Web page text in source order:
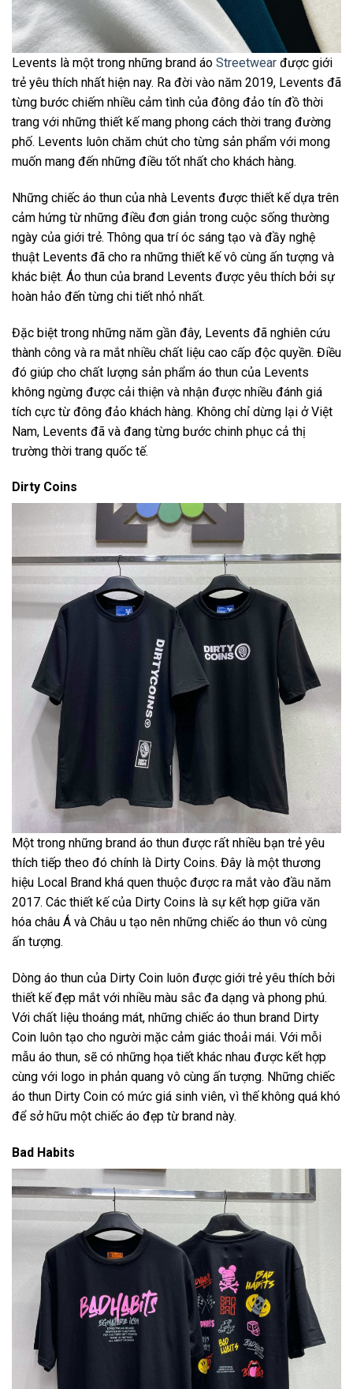
Levents là một trong những brand áo Streetwear được giới
trẻ yêu thích nhất hiện nay. Ra đời vào năm 2019, Levents đã
từng bước chiếm nhiều cảm tình của đông đảo tín đồ thời
trang với những thiết kế mang phong cách thời trang đường
phố. Levents luôn chăm chút cho từng sản phẩm với mong
muốn mang đến những điều tốt nhất cho khách hàng.
Những chiếc áo thun của nhà Levents được thiết kế dựa trên
cảm hứng từ những điều đơn giản trong cuộc sống thường
ngày của giới trẻ. Thông qua trí óc sáng tạo và đầy nghệ
thuật Levents đã cho ra những thiết kế vô cùng ấn tượng và
khác biệt. Áo thun của brand Levents được yêu thích bởi sự
hoàn hảo đến từng chi tiết nhỏ nhất.
Đặc biệt trong những năm gần đây, Levents đã nghiên cứu
thành công và ra mắt nhiều chất liệu cao cấp độc quyền. Điều
đó giúp cho chất lượng sản phẩm áo thun của Levents
không ngừng được cải thiện và nhận được nhiều đánh giá
tích cực từ đông đảo khách hàng. Không chỉ dừng lại ở Việt
Nam, Levents đã và đang từng bước chinh phục cả thị
trường thời trang quốc tế.
Dirty Coins
Một trong những brand áo thun được rất nhiều bạn trẻ yêu
thích tiếp theo đó chính là Dirty Coins. Đây là một thương
hiệu Local Brand khá quen thuộc được ra mắt vào đầu năm
2017. Các thiết kế của Dirty Coins là sự kết hợp giữa văn
hóa châu Á và Châu u tạo nên những chiếc áo thun vô cùng
ấn tượng.
Dòng áo thun của Dirty Coin luôn được giới trẻ yêu thích bởi
thiết kế đẹp mắt với nhiều màu sắc đa dạng và phong phú.
Với chất liệu thoáng mát, những chiếc áo thun brand Dirty
Coin luôn tạo cho người mặc cảm giác thoải mái. Với mỗi
mẫu áo thun, sẽ có những họa tiết khác nhau được kết hợp
cùng với logo in phản quang vô cùng ấn tượng. Những chiếc
áo thun Dirty Coin có mức giá sinh viên, vì thế không quá khó
để sở hữu một chiếc áo đẹp từ brand này.
Bad Habits